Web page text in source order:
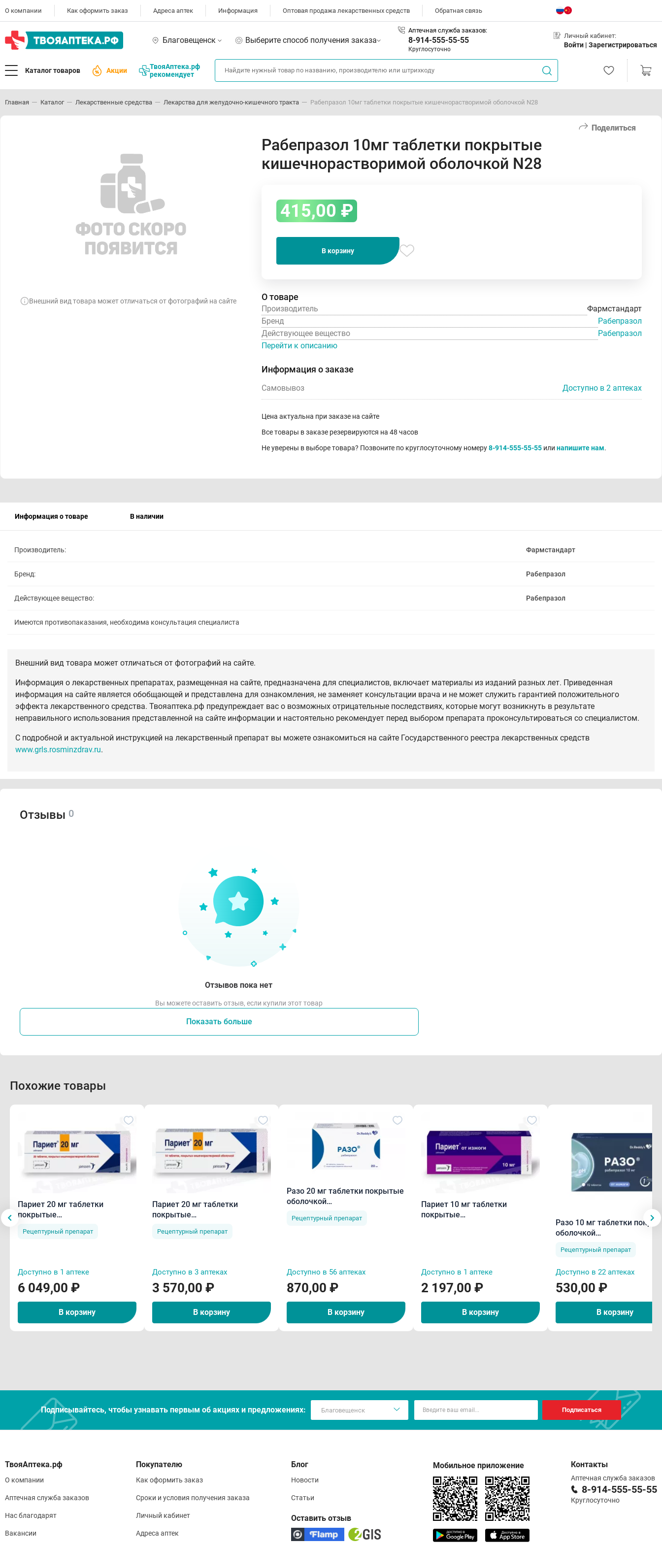
О компании Как оформить заказ Адреса аптек Информация Оптовая продажа лекарственных средств Обратная связь
Благовещенск Выберите способ получения заказа
Аптечная служба заказов:
8-914-555-55-55
Круглосуточно
Личный кабинет:
Войти | Зарегистрироваться
Каталог товаров Акции
ТвояАптека.рф
рекомендует
Главная Каталог Лекарственные средства Лекарства для желудочно-кишечного тракта Рабепразол 10мг таблетки покрытые кишечнорастворимой оболочкой N28
Поделиться
Внешний вид товара может отличаться от фотографий на сайте
Рабепразол 10мг таблетки покрытые
кишечнорастворимой оболочкой N28
415,00 ₽
В корзину
О товаре
Производитель
Фармстандарт
Бренд
Рабепразол
Действующее вещество
Рабепразол
Перейти к описанию
Информация о заказе
Самовывоз Доступно в 2 аптеках
Цена актуальна при заказе на сайте
Все товары в заказе резервируются на 48 часов
Не уверены в выборе товара? Позвоните по круглосуточному номеру8-914-555-55-55 или напишите нам.
Информация о товаре В наличии
Производитель: Фармстандарт
Бренд: Рабепразол
Действующее вещество: Рабепразол
Имеются противопаказания, необходима консультация специалиста
Внешний вид товара может отличаться от фотографий на сайте.
Информация о лекарственных препаратах, размещенная на сайте, предназначена для специалистов, включает материалы из изданий разных лет. Приведенная
информация на сайте является обобщающей и представлена для ознакомления, не заменяет консультации врача и не может служить гарантией положительного
эффекта лекарственного средства. Твояаптека.рф предупреждает вас о возможных отрицательные последствиях, которые могут возникнуть в результате
неправильного использования представленной на сайте информации и настоятельно рекомендует перед выбором препарата проконсультироваться со специалистом.
С подробной и актуальной инструкцией на лекарственный препарат вы можете ознакомиться на сайте Государственного реестра лекарственных средств
www.grls.rosminzdrav.ru.
Отзывы 0
Отзывов пока нет
Вы можете оставить отзыв, если купили этот товар
Показать больше
Похожие товары
Париет 20 мг таблетки
покрытые
оболочкой N28
Рецептурный препарат
Доступно в 1 аптеке
6 049,00 ₽
В корзину
Париет 20 мг таблетки
покрытые
оболочкой N14
Рецептурный препарат
Доступно в 3 аптеках
3 570,00 ₽
В корзину
Разо 20 мг таблетки покрытые
оболочкой
Рецептурный препарат
Доступно в 56 аптеках
870,00 ₽
В корзину
Париет 10 мг таблетки
покрытые
Доступно в 1 аптеке
2 197,00 ₽
В корзину
Разо 10 мг таблетки
оболочкой
Рецептурный препарат
Доступно в 22 аптеках
530,00 ₽
В корзину
Подписывайтесь, чтобы узнавать первым об акцияx и предложениях: Подписаться
О компании
Аптечная служба заказов
Нас благодарят
Вакансии
Покупателю
Как оформить заказ
Сроки и условия получения заказа
Личный кабинет
Адреса аптек
Блог
Новости
Статьи
Оставить отзыв
Мобильное приложение Контакты
Аптечная служба заказов
8-914-555-55-55
Круглосуточно